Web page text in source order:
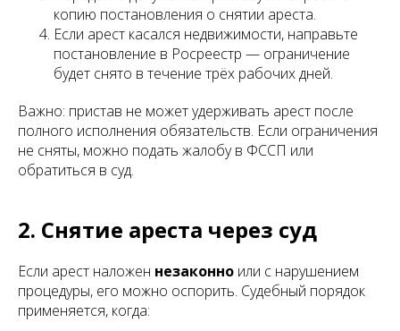
копию постановления о снятии ареста.
Если арест касался недвижимости, направьте
постановление в Росреестр — ограничение
будет снято в течение трёх рабочих дней.
Важно: пристав не может удерживать арест после
полного исполнения обязательств. Если ограничения
не сняты, можно подать жалобу в ФССП или
обратиться в суд.
2. Снятие ареста через суд
Если арест наложен незаконно или с нарушением
процедуры, его можно оспорить. Судебный порядок
применяется, когда: